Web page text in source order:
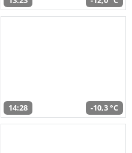
14:28 -10,3 °C